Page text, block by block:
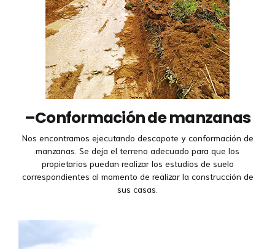
–Conformación de manzanas
Nos encontramos ejecutando descapote y conformación de
manzanas. Se deja el terreno adecuado para que los
propietarios puedan realizar los estudios de suelo
correspondientes al momento de realizar la construcción de
sus casas.